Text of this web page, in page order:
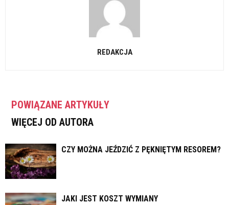
REDAKCJA
POWIĄZANE ARTYKUŁY
WIĘCEJ OD AUTORA
CZY MOŻNA JEŹDZIĆ Z PĘKNIĘTYM RESOREM?
JAKI JEST KOSZT WYMIANY